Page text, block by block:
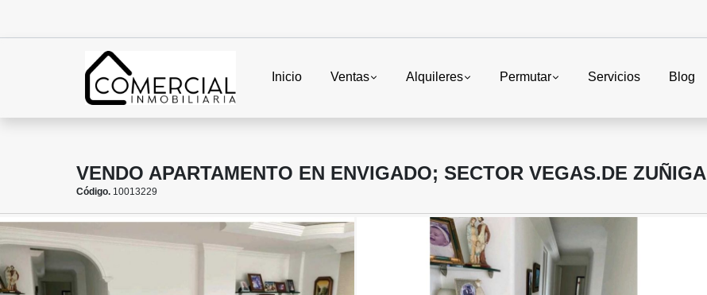
Inicio Ventas Alquileres Permutar Servicios Blog
VENDO APARTAMENTO EN ENVIGADO; SECTOR VEGAS.DE ZUÑIGA
Código. 10013229